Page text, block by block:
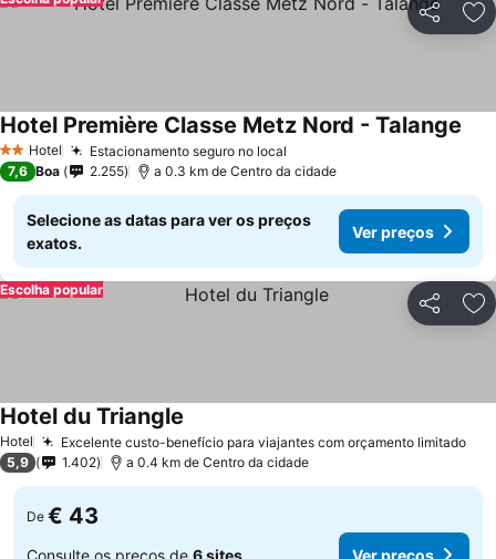
Partilhar
2 Estrelas
Hotel Estacionamento seguro no local
Hotel Première Classe Metz Nord - Talange
7,6 Boa 2.255 a 0.3 km de Centro da cidade
Selecione as datas para ver os preços
exatos.
Ver preços
Partilhar
Escolha popular
Hotel Excelente custo-benefício para viajantes com orçamento limitado
Hotel du Triangle
5,9 1.402 a 0.4 km de Centro da cidade
De € 43
Consulte os preços de 6 sites Ver preços